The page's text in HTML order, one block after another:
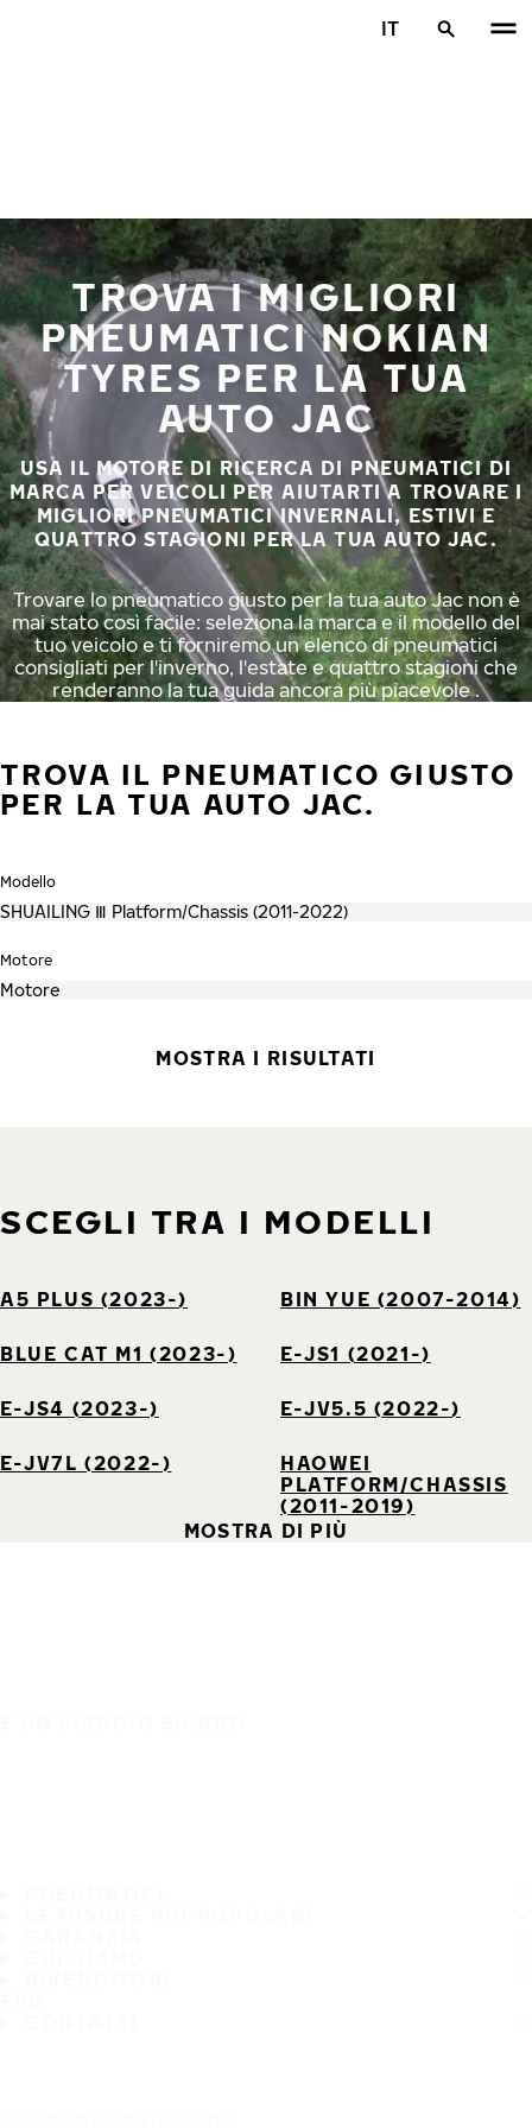
IT
TROVA I MIGLIORI
PNEUMATICI NOKIAN
TYRES PER LA TUA
AUTO JAC
USA IL MOTORE DI RICERCA DI PNEUMATICI DI
MARCA PER VEICOLI PER AIUTARTI A TROVARE I
MIGLIORI PNEUMATICI INVERNALI, ESTIVI E
QUATTRO STAGIONI PER LA TUA AUTO JAC.
Trovare lo pneumatico giusto per la tua auto Jac non è
mai stato così facile: seleziona la marca e il modello del
tuo veicolo e ti forniremo un elenco di pneumatici
consigliati per l'inverno, l'estate e quattro stagioni che
renderanno la tua guida ancora più piacevole .
TROVA IL PNEUMATICO GIUSTO
PER LA TUA AUTO JAC.
Modello
Motore
MOSTRA I RISULTATI
SCEGLI TRA I MODELLI
A5 PLUS (2023-) BIN YUE (2007-2014)
BLUE CAT M1 (2023-) E-JS1 (2021-)
E-JS4 (2023-) E-JV5.5 (2022-)
E-JV7L (2022-)
HAOWEI
PLATFORM/CHASSIS
(2011-2019)
MOSTRA DI PIÙ